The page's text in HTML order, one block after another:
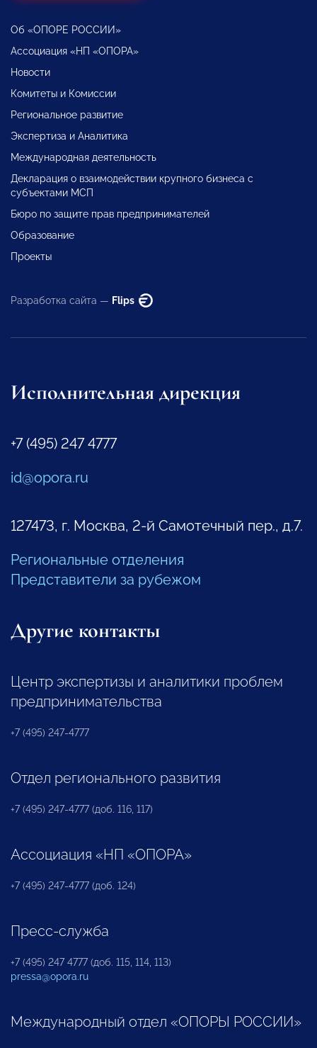
Об «ОПОРЕ РОССИИ»
Ассоциация «НП «ОПОРА»
Новости
Комитеты и Комиссии
Региональное развитие
Экспертиза и Аналитика
Международная деятельность
Декларация о взаимодействии крупного бизнеса с
субъектами МСП
Бюро по защите прав предпринимателей
Образование
Проекты
Разработка сайта — Flips
Исполнительная дирекция
+7 (495) 247 4777
id@opora.ru
127473, г. Москва, 2-й Самотечный пер., д.7.
Региональные отделения
Представители за рубежом
Другие контакты
Центр экспертизы и аналитики проблем
предпринимательства
+7 (495) 247-4777
Отдел регионального развития
+7 (495) 247-4777 (доб. 116, 117)
Ассоциация «НП «ОПОРА»
+7 (495) 247-4777 (доб. 124)
Пресс-служба
+7 (495) 247 4777 (доб. 115, 114, 113)
pressa@opora.ru
Международный отдел «ОПОРЫ РОССИИ»